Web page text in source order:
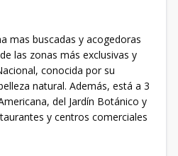
mas buscadas y acogedoras
las zonas más exclusivas y
conocida por su
natural. Además, está a 3
del Jardín Botánico y
y centros comerciales